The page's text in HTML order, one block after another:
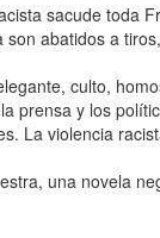
sacude toda
abatidos a
culto,
prensa y los
La violencia
una novela